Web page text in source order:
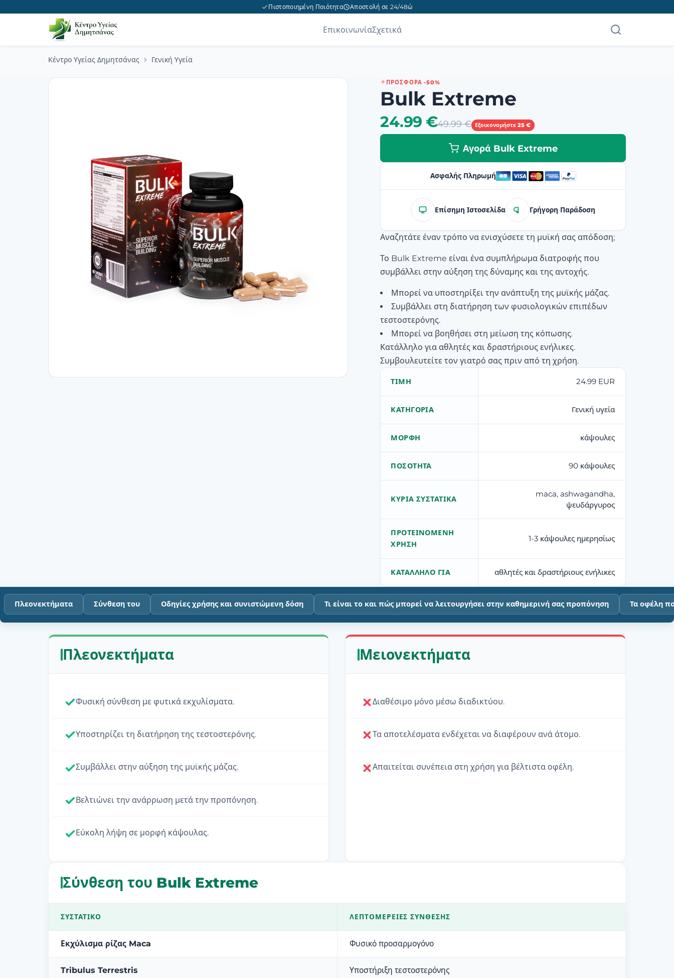
Πιστοποιημένη Ποιότητα Αποστολή σε 24/48ώ
ΕπικοινωνίαΣχετικά
Κέντρο Υγείας Δημητσάνας Γενική Υγεία
ΠΡΟΣΦΟΡΆ -50%
Bulk Extreme
24.99 €49.99 € Εξοικονομήστε 25 €
Αγορά Bulk Extreme
Ασφαλής Πληρωμή
Επίσημη Ιστοσελίδα Γρήγορη Παράδοση
Αναζητάτε έναν τρόπο να ενισχύσετε τη μυϊκή σας απόδοση;
Το Bulk Extreme είναι ένα συμπλήρωμα διατροφής που
συμβάλλει στην αύξηση της δύναμης και της αντοχής.
Μπορεί να υποστηρίξει την ανάπτυξη της μυϊκής μάζας.
Συμβάλλει στη διατήρηση των φυσιολογικών επιπέδων
τεστοστερόνης.
Μπορεί να βοηθήσει στη μείωση της κόπωσης.
Κατάλληλο για αθλητές και δραστήριους ενήλικες.
Συμβουλευτείτε τον γιατρό σας πριν από τη χρήση.
ΤΙΜΉ 24.99 EUR
ΚΑΤΗΓΟΡΊΑ Γενική υγεία
ΜΟΡΦΉ κάψουλες
ΠΟΣΌΤΗΤΑ 90 κάψουλες
ΚΎΡΙΑ ΣΥΣΤΑΤΙΚΆ
maca, ashwagandha,
ψευδάργυρος
ΠΡΟΤΕΙΝΌΜΕΝΗ
ΧΡΉΣΗ
1-3 κάψουλες ημερησίως
ΚΑΤΆΛΛΗΛΟ ΓΙΑ αθλητές και δραστήριους ενήλικες
Πλεονεκτήματα Σύνθεση του Οδηγίες χρήσης και συνιστώμενη δόση Τι είναι το και πώς μπορεί να λειτουργήσει στην καθημερινή σας προπόνηση Τα οφέλη
Πλεονεκτήματα
Φυσική σύνθεση με φυτικά εκχυλίσματα.
Υποστηρίζει τη διατήρηση της τεστοστερόνης.
Συμβάλλει στην αύξηση της μυϊκής μάζας.
Βελτιώνει την ανάρρωση μετά την προπόνηση.
Εύκολη λήψη σε μορφή κάψουλας.
Μειονεκτήματα
Διαθέσιμο μόνο μέσω διαδικτύου.
Τα αποτελέσματα ενδέχεται να διαφέρουν ανά άτομο.
Απαιτείται συνέπεια στη χρήση για βέλτιστα οφέλη.
Σύνθεση του Bulk Extreme
ΣΥΣΤΑΤΙΚΌ ΛΕΠΤΟΜΈΡΕΙΕΣ ΣΎΝΘΕΣΗΣ
Εκχύλισμα ρίζας Maca Φυσικό προσαρμογόνο
Tribulus Terrestris Υποστήριξη τεστοστερόνης